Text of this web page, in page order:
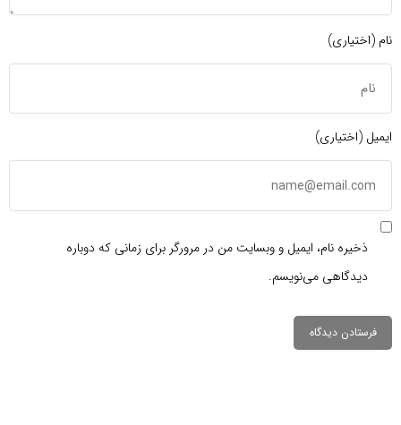
نام (اختیاری)
ایمیل (اختیاری)
ذخیره نام، ایمیل و وبسایت من در مرورگر برای زمانی که دوباره
دیدگاهی می‌نویسم.